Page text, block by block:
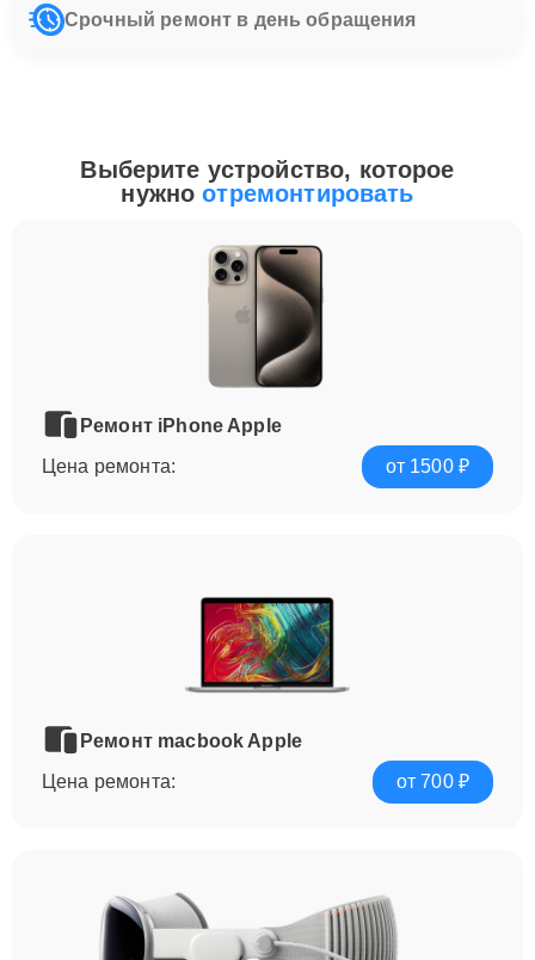
Срочный ремонт в день обращения
Выберите устройство, которое
нужноотремонтировать
Ремонт iPhone Apple
Цена ремонта:
от 1500 ₽
Ремонт macbook Apple
Цена ремонта:
от 700 ₽